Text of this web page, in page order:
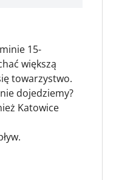
15-
większą
towarzystwo.
dojedziemy?
Katowice